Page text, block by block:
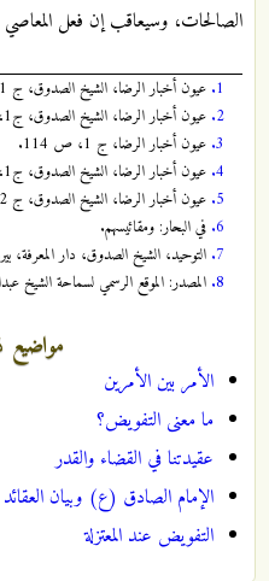
الصالحات، وسيعاقب إن فعل المعاصي
1. عيون أخبار الرضا، الشيخ الصدوق، ج 1، ص 114، رقم 17.
2. عيون أخبار الرضا، الشيخ الصدوق، ج1، ص132، رقم 48.
3. عيون أخبار الرضا، ج 1، ص 114.
4. عيون أخبار الرضا، الشيخ الصدوق، ج1، ص 113، رقم 16.
5. عيون أخبار الرضا، الشيخ الصدوق، ج 2، ص 119، رقم 4.
6. في البحار: ومقائيسهم.
7. التوحيد، الشيخ الصدوق، دار المعرفة،
8. المصدر: الموقع الرسمي لسماحة الشيخ
الأمر بين الأمرين
ما معنى التفويض؟
عقيدتنا في القضاء والقدر
الإمام الصادق (ع) وبيان العقائد
التفويض عند المعتزلة